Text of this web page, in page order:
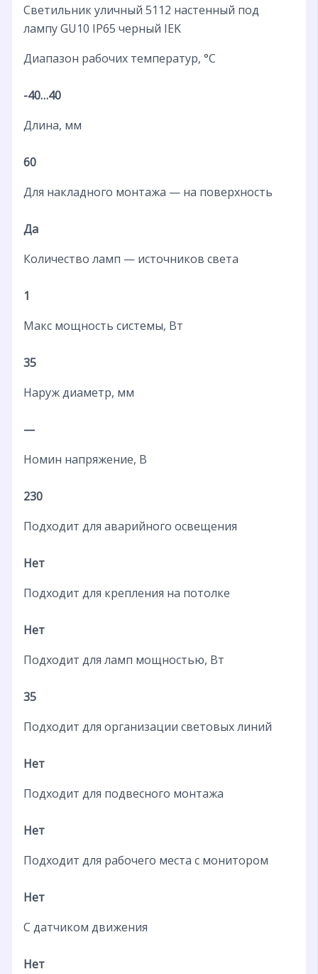
Светильник уличный 5112 настенный под
лампу GU10 IP65 черный IEK
Диапазон рабочих температур, °C
-40…40
Длина, мм
60
Для накладного монтажа — на поверхность
Да
Количество ламп — источников света
1
Макс мощность системы, Вт
35
Наруж диаметр, мм
—
Номин напряжение, В
230
Подходит для аварийного освещения
Нет
Подходит для крепления на потолке
Нет
Подходит для ламп мощностью, Вт
35
Подходит для организации световых линий
Нет
Подходит для подвесного монтажа
Нет
Подходит для рабочего места с монитором
Нет
С датчиком движения
Нет